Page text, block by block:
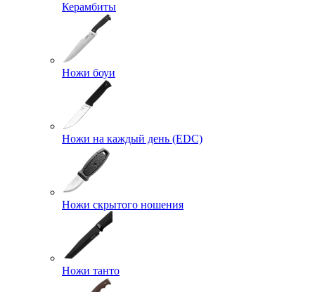
Керамбиты
Ножи боуи
Ножи на каждый день (EDC)
Ножи скрытого ношения
Ножи танто